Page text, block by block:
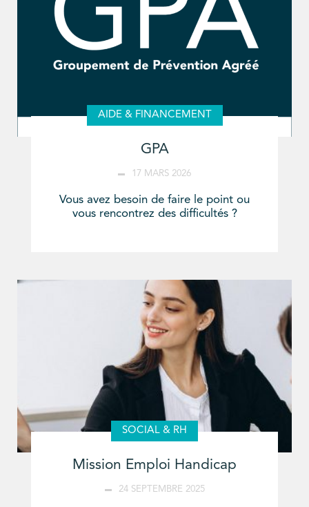
AIDE & FINANCEMENT
GPA
17 MARS 2026
Vous avez besoin de faire le point ou
vous rencontrez des difficultés ?
SOCIAL & RH
Mission Emploi Handicap
24 SEPTEMBRE 2025